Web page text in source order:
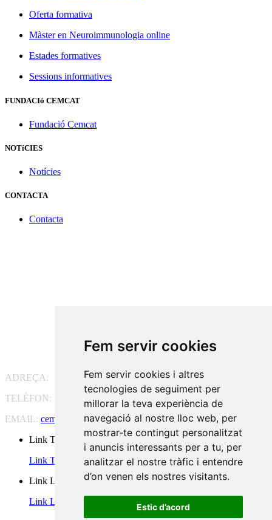
Fem servir cookies
Fem servir cookies i altres
tecnologies de seguiment per
millorar la teva experiència de
navegació al nostre lloc web, per
mostrar-te contingut personalitzat
i anuncis interessants per a tu, per
analitzar el nostre tràfic i entendre
d’on venen els nostres visitants.
Estic d’acord
Oferta formativa
Màster en Neuroimmunologia online
Estades formatives
Sessions informatives
FUNDACIó CEMCAT
Fundació Cemcat
NOTíCIES
Notícies
CONTACTA
Contacta
ADREÇA:
Pg. Vall d'Hebron, 119-129, 08035 Barcelona
TELÈFON:
93 175 15 55
EMAIL: cem-cat@cem-cat.org
Link Twitter
Link Twitter
Link Linkedin
Link Linkedin